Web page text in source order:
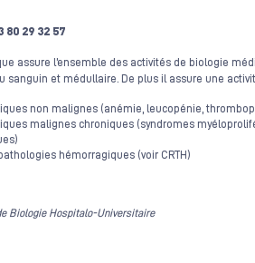
29 32 57
assure l’ensemble des activités de biologie
sanguin et médullaire. De plus il assure une
non malignes (anémie, leucopénie,
malignes chroniques (syndromes
hémorragiques (voir CRTH)
Biologie Hospitalo-Universitaire